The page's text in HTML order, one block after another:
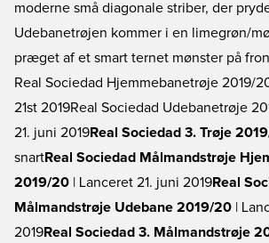
moderne små diagonale striber, der
Udebanetrøjen kommer i en limegrøn/
præget af et smart ternet mønster på
Real Sociedad Hjemmebanetrøje 2019/
21st 2019Real Sociedad Udebanetrøje
21. juni 2019Real Sociedad 3. Trøje
snartReal Sociedad Målmandstrøje
2019/20 | Lanceret 21. juni 2019Real
Målmandstrøje Udebane 2019/20 |
2019Real Sociedad 3. Målmandstrøje